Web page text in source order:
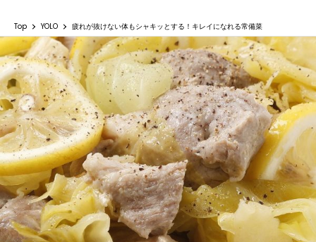
Top YOLO 疲れが抜けない体もシャキッとする！キレイになれる常備菜